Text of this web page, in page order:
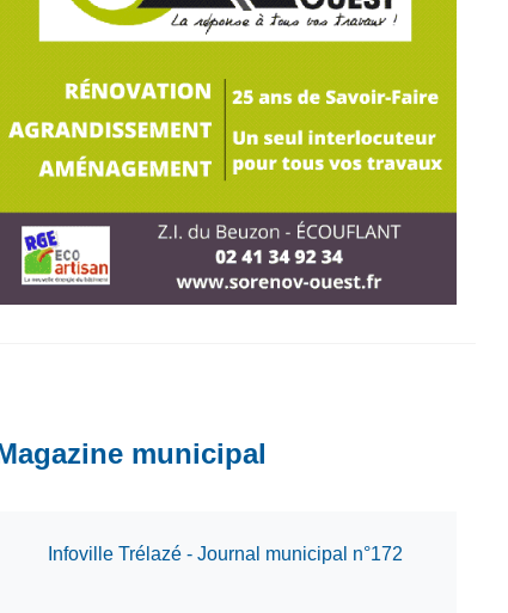
municipal
Infoville Trélazé - Journal municipal n°172